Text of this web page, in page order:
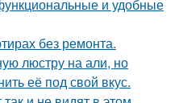
и удобные
без ремонта.
люстру на али, но
её под свой вкус.